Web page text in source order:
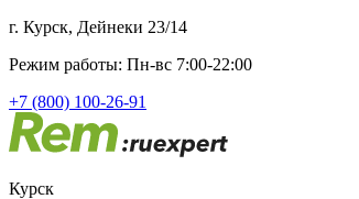
г. Курск, Дейнеки 23/14
Режим работы: Пн-вс 7:00-22:00
+7 (800) 100-26-91
Курск